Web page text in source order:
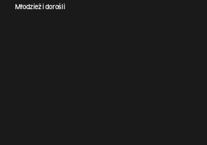
Młodzież i dorośli